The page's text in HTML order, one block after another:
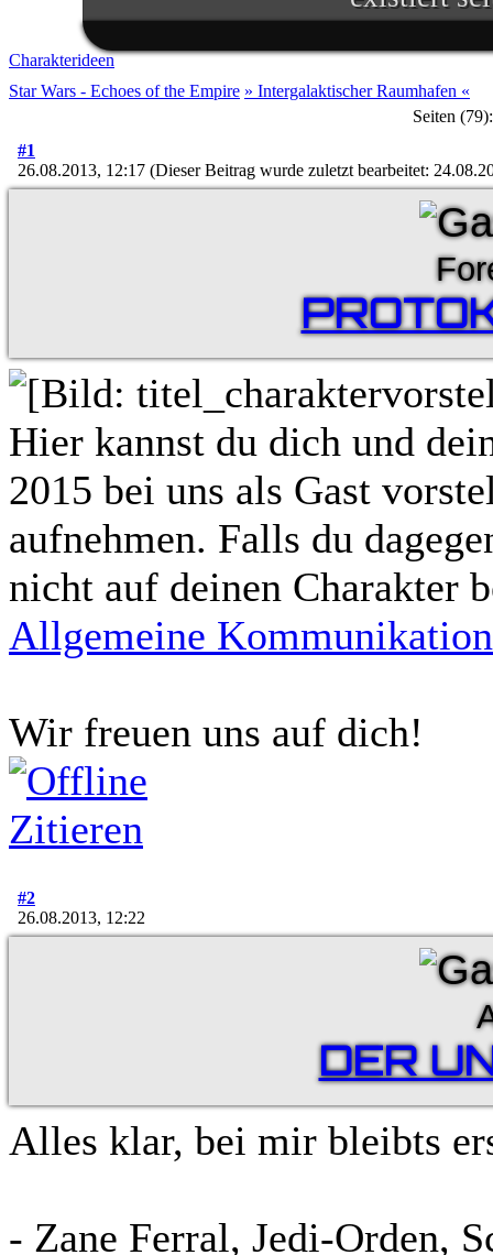
Im Lichte ihres Sieges ruft
aus. Zahlreiche
Gelegenheit und schließen
an. Während Luke
Machtbegabte für einen
schmiedet die
weitere Allianzen, damit sie
Regierung in der Galaxis
Doch das bröckelnde
sich zahlreiche
die imperialen
Vorgehen stritten,
blutiger Entschlossenheit die
toten Imperators. Mit
gegen das marode Reich,
an die Spitze des
erneuten
Abspalter.
Düstere Zeiten ziehen auf.
Galaxis nach der
Der Entscheid um die
fallen und niemand vermag
von Millionen von Planeten
Charakterideen
Star Wars - Echoes of the Empire » Intergalaktischer Raumhafen «
Seiten (79):
#1
26.08.2013, 12:17 (Dieser Beitrag wurde zuletzt bearbeitet:
Hier kannst du dich und
2015 bei uns als Gast
aufnehmen. Falls du
nicht auf deinen Charakter
Allgemeine Kommunikation
Wir freuen uns auf dich!
Zitieren
#2
26.08.2013, 12:22
DER
Alles klar, bei mir bleibts
- Zane Ferral, Jedi-Orden,